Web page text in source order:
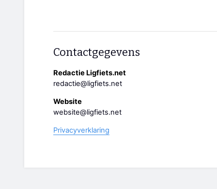
Contactgegevens
Redactie Ligfiets.net
redactie@ligfiets.net
Website
website@ligfiets.net
Privacyverklaring